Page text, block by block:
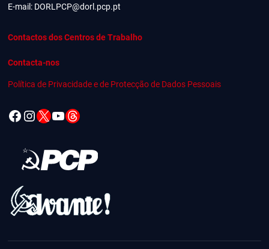
E-mail: DORLPCP@dorl.pcp.pt
Contactos dos Centros de Trabalho
Contacta-nos
Política de Privacidade e de Protecção de Dados Pessoais
Facebook
Instagram
X YouTube
Threads